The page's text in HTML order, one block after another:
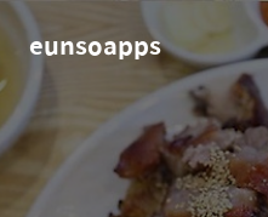
eunsoapps